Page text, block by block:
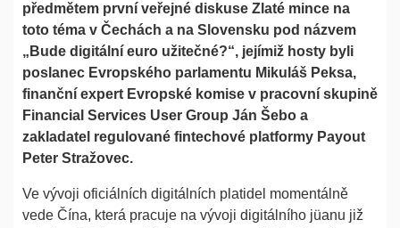
předmětem první veřejné diskuse Zlaté mince na
toto téma v Čechách a na Slovensku pod názvem
„Bude digitální euro užitečné?“, jejímiž hosty byli
poslanec Evropského parlamentu Mikuláš Peksa,
finanční expert Evropské komise v pracovní skupině
Financial Services User Group Ján Šebo a
zakladatel regulované fintechové platformy Payout
Peter Stražovec.
Ve vývoji oficiálních digitálních platidel momentálně
vede Čína, která pracuje na vývoji digitálního jüanu již